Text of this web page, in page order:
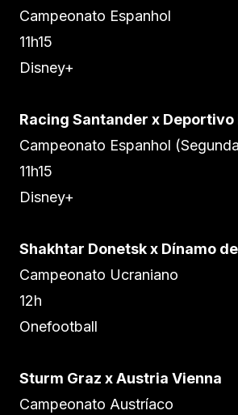
Campeonato Espanhol
11h15
Disney+
Racing Santander x Deportivo
Campeonato Espanhol
11h15
Disney+
Shakhtar Donetsk x Dínamo
Campeonato Ucraniano
12h
Onefootball
Sturm Graz x Austria Vienna
Campeonato Austríaco